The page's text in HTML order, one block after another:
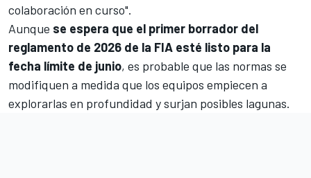
colaboración en curso".
Aunque se espera que el primer borrador del
reglamento de 2026 de la FIA esté listo para la
fecha límite de junio, es probable que las normas se
modifiquen a medida que los equipos empiecen a
explorarlas en profundidad y surjan posibles lagunas.